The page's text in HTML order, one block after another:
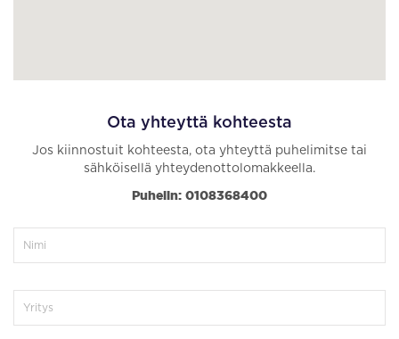
Ota yhteyttä kohteesta
Jos kiinnostuit kohteesta, ota yhteyttä puhelimitse tai
sähköisellä yhteydenottolomakkeella.
Puhelin: 0108368400